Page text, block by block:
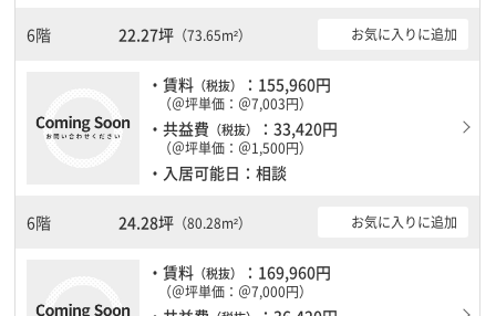
6階 22.27坪（73.65m²） お気に入りに追加
・賃料 （税抜） ：155,960円
（＠坪単価：＠7,003円）
・共益費 （税抜） ：33,420円
（＠坪単価：＠1,500円）
・入居可能日：相談
6階 24.28坪（80.28m²） お気に入りに追加
・賃料 （税抜） ：169,960円
（＠坪単価：＠7,000円）